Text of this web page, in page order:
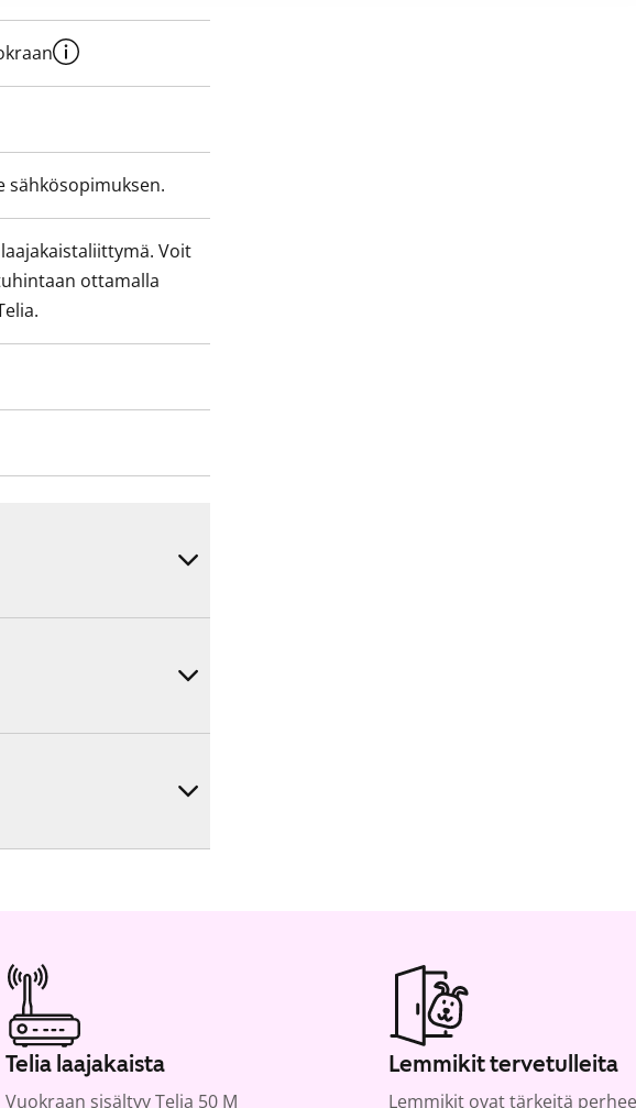
sähkösopimuksen.
Voit
ottamalla
Telia laajakaista
Vuokraan sisältyy Telia 50 M
Lemmikit tervetulleita
Lemmikit ovat tärkeitä